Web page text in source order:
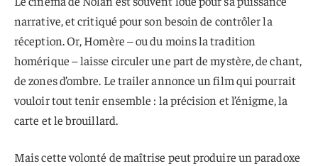
narrative, et critiqué pour son besoin de contrôler la
réception. Or, Homère – ou du moins la tradition
homérique – laisse circuler une part de mystère, de chant,
de zones d’ombre. Le trailer annonce un film qui pourrait
vouloir tout tenir ensemble : la précision et l’énigme, la
carte et le brouillard.
Mais cette volonté de maîtrise peut produire un paradoxe